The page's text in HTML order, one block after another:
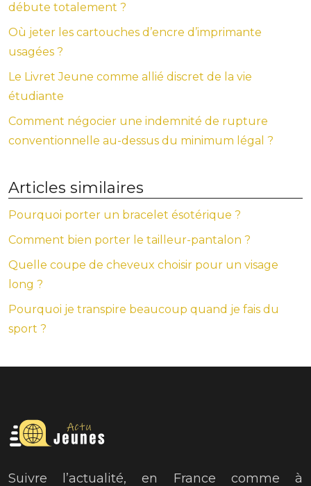
débute totalement ?
Où jeter les cartouches d’encre d’imprimante
usagées ?
Le Livret Jeune comme allié discret de la vie
étudiante
Comment négocier une indemnité de rupture
conventionnelle au-dessus du minimum légal ?
Articles similaires
Pourquoi porter un bracelet ésotérique ?
Comment bien porter le tailleur-pantalon ?
Quelle coupe de cheveux choisir pour un visage
long ?
Pourquoi je transpire beaucoup quand je fais du
sport ?
Suivre l’actualité, en France comme à